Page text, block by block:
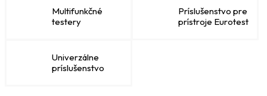
Multifunkčné
testery
Príslušenstvo pre
prístroje Eurotest
Univerzálne
príslušenstvo